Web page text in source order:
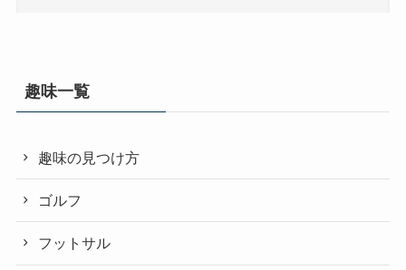
趣味一覧
趣味の見つけ方
ゴルフ
フットサル